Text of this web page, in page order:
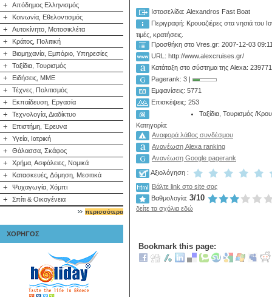
+ Απόδημος Ελληνισμός
+ Κοινωνία, Εθελοντισμός
+ Αυτοκίνητο, Μοτοσικλέτα
+ Κράτος, Πολιτική
+ Βιομηχανία, Εμπόριο, Υπηρεσίες
+ Ταξίδια, Τουρισμός
+ Ειδήσεις, ΜΜΕ
+ Τέχνες, Πολιτισμός
+ Εκπαίδευση, Εργασία
+ Τεχνολογία, Διαδίκτυο
+ Επιστήμη, Έρευνα
+ Υγεία, Ιατρική
+ Θάλασσα, Σκάφος
+ Χρήμα, Ασφάλειες, Νομικά
+ Κατασκευές, Δόμηση, Μεσιτικά
+ Ψυχαγωγία, Χόμπι
+ Σπίτι & Οικογένεια
περισσότερα
ΧΟΡΗΓΟΣ
Ιστοσελίδα: Alexandros Fast Boat
Περιγραφή: Κρουαζιέρες στα νησιά του
τιμές, κρατήσεις.
Προσθήκη στο Vres.gr: 2007-12-03
URL: http://www.alexcruises.gr/
Κατάταξη στο σύστημα της Alexa:
Pagerank: 3 |
Εμφανίσεις: 5771
Επισκέψεις: 253
Κατηγορία:
Ταξίδια, Τουρισμός /
Αναφορά λάθος συνδέσμου
Ανανέωση Alexa ranking
Ανανέωση Google pagerank
Αξιολόγηση :
Βάλτε link στο site σας
Βαθμολογία: 3/10
δείτε τα σχόλια εδώ
Bookmark this page: